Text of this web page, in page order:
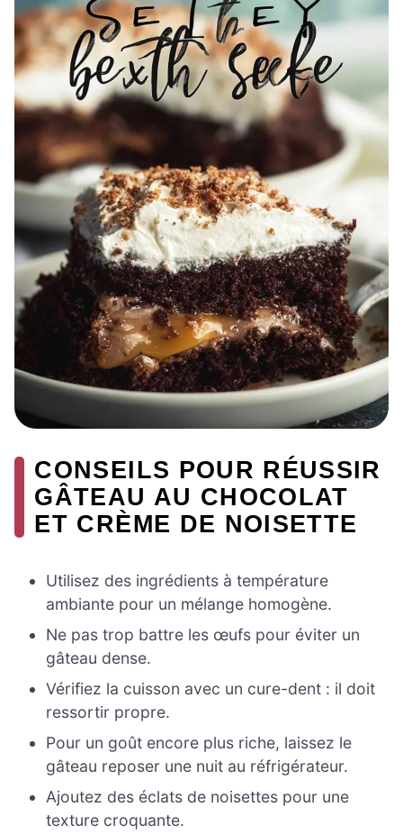
CONSEILS POUR RÉUSSIR
GÂTEAU AU CHOCOLAT
ET CRÈME DE NOISETTE
Utilisez des ingrédients à température
ambiante pour un mélange homogène.
Ne pas trop battre les œufs pour éviter un
gâteau dense.
Vérifiez la cuisson avec un cure-dent : il doit
ressortir propre.
Pour un goût encore plus riche, laissez le
gâteau reposer une nuit au réfrigérateur.
Ajoutez des éclats de noisettes pour une
texture croquante.